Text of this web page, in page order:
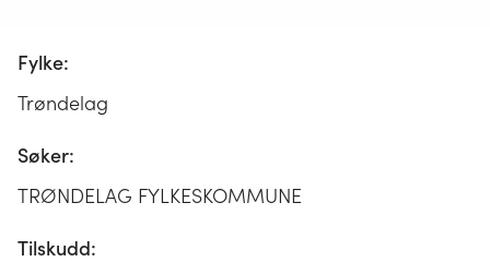
Fylke:
Trøndelag
Søker:
TRØNDELAG FYLKESKOMMUNE
Tilskudd: